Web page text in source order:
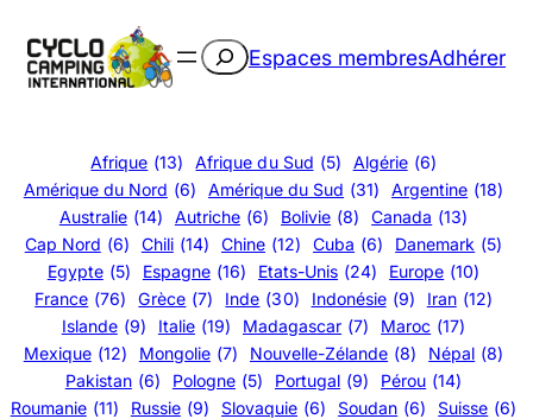
au
contenu
Rechercher
Espaces membresAdhérer
Afrique (13) Afrique du Sud (5) Algérie (6)
Amérique du Nord (6) Amérique du Sud (31) Argentine (18)
Australie (14) Autriche (6) Bolivie (8) Canada (13)
Cap Nord (6) Chili (14) Chine (12) Cuba (6) Danemark (5)
Egypte (5) Espagne (16) Etats-Unis (24) Europe (10)
France (76) Grèce (7) Inde (30) Indonésie (9) Iran (12)
Islande (9) Italie (19) Madagascar (7) Maroc (17)
Mexique (12) Mongolie (7) Nouvelle-Zélande (8) Népal (8)
Pakistan (6) Pologne (5) Portugal (9) Pérou (14)
Roumanie (11) Russie (9) Slovaquie (6) Soudan (6) Suisse (6)